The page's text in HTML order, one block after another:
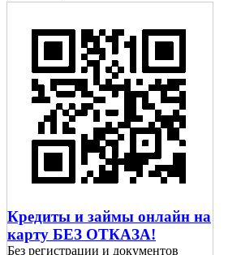
Кредиты и займы онлайн на
карту БЕЗ ОТКАЗА!
Без регистрации и документов